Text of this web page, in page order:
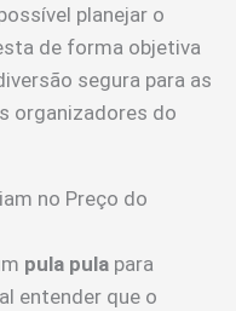
planejar o
de forma objetiva
segura para as
organizadores do
no Preço do
pula pula para
entender que o